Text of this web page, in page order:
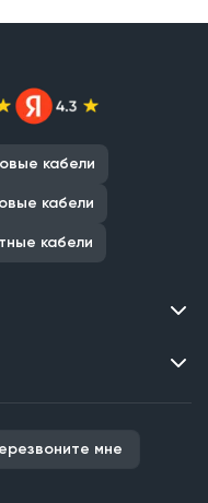
кабели
кабели
кабели
мне